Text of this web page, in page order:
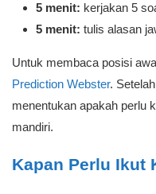
5 menit: kerjakan 5
5 menit: tulis alasan
Untuk membaca posisi
Prediction Webster.
menentukan apakah perlu
mandiri.
Kapan Perlu Ikut